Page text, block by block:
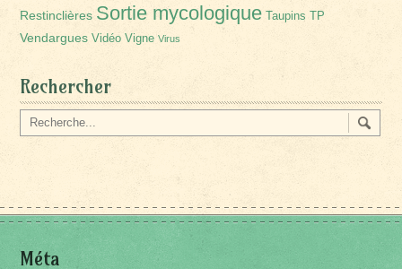
Restinclières Sortie mycologique Taupins TP
Vendargues Vidéo Vigne Virus
Rechercher
Méta